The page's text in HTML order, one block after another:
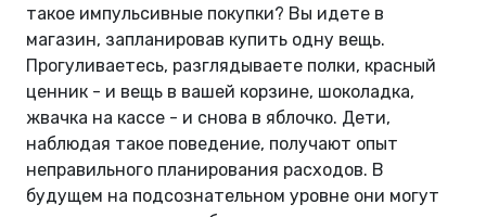
такое импульсивные покупки? Вы идете в
магазин, запланировав купить одну вещь.
Прогуливаетесь, разглядываете полки, красный
ценник - и вещь в вашей корзине, шоколадка,
жвачка на кассе - и снова в яблочко. Дети,
наблюдая такое поведение, получают опыт
неправильного планирования расходов. В
будущем на подсознательном уровне они могут